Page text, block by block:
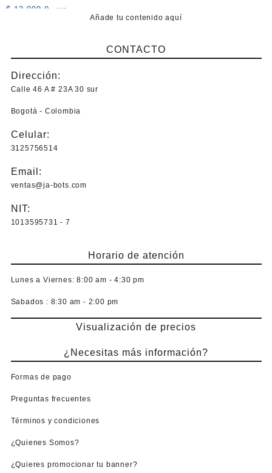
$ 12.000,0 +IVA
Añade tu contenido aquí
CONTACTO
Dirección:
Calle 46 A # 23A 30 sur
Bogotá - Colombia
Celular:
3125756514
Email:
ventas@ja-bots.com
NIT:
1013595731 - 7
Horario de atención
Lunes a Viernes: 8:00 am - 4:30 pm
Sabados : 8:30 am - 2:00 pm
Visualización de precios
¿Necesitas más información?
Formas de pago
Preguntas frecuentes
Términos y condiciones
¿Quienes Somos?
¿Quieres promocionar tu banner?